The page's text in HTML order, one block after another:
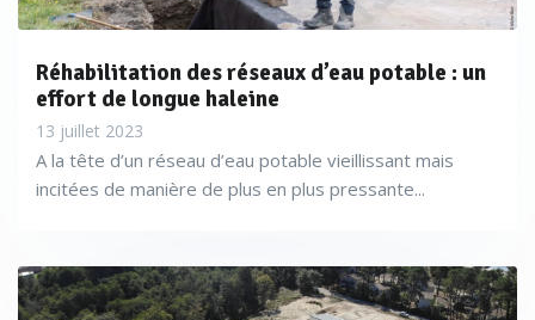
Réhabilitation des réseaux d’eau potable : un
effort de longue haleine
13 juillet 2023
A la tête d’un réseau d’eau potable vieillissant mais
incitées de manière de plus en plus pressante...